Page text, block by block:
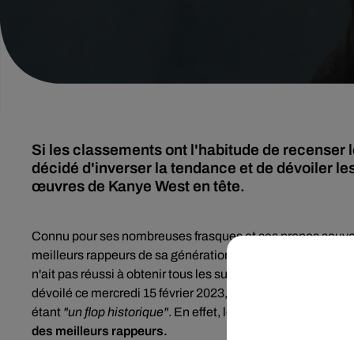
Si les classements ont l'habitude de
décidé d'inverser la tendance et de dévoiler
œuvres de Kanye West en tête.
Connu pour ses nombreuses frasques et ses propos
meilleurs rappeurs de sa génération. Si ses albums ont
n'ait pas réussi à obtenir tous les suffrages. Comme l'en
dévoilé ce mercredi 15 février 2023, le magazine
étant "un flop historique". En effet, le prestigieux média
des meilleurs rappeurs.